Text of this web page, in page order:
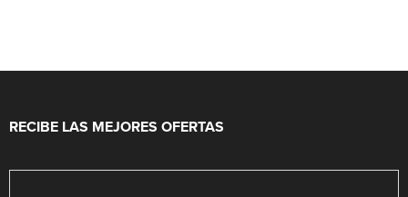
RECIBE LAS MEJORES OFERTAS